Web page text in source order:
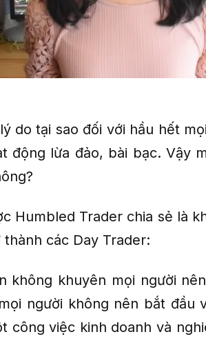
do tại sao đối với hầu hết
động lừa đảo, bài bạc. Vậy
Humbled Trader chia sẻ là
các Day Trader:
không khuyên mọi người
người không nên bắt đầu
công việc kinh doanh và